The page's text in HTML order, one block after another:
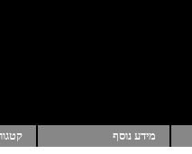
מידע נוסף